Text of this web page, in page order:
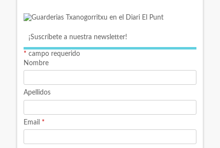
¡Suscríbete a nuestra newsletter!
* campo requerido
Nombre
Apellidos
Email *